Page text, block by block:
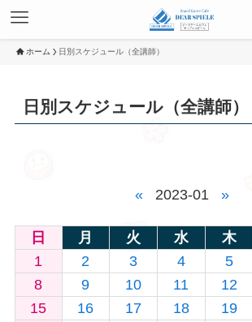
ホーム 日別スケジュール（全講師）
日別スケジュール（全講師）
« 2023-01 »
日 月 火 水 木
1
2 3 4 5
8
9 10 11 12
15
16 17 18 19